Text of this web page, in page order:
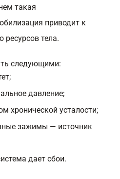
такая
приводит к
ресурсов тела.
следующими:
давление;
хронической усталости;
зажимы — источник
дает сбои.